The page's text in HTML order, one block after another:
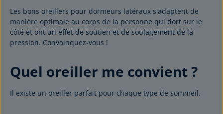
Les bons oreillers pour dormeurs latéraux s'adaptent de
manière optimale au corps de la personne qui dort sur le
côté et ont un effet de soutien et de soulagement de la
pression. Convainquez-vous !
Quel oreiller me convient ?
Il existe un oreiller parfait pour chaque type de sommeil.